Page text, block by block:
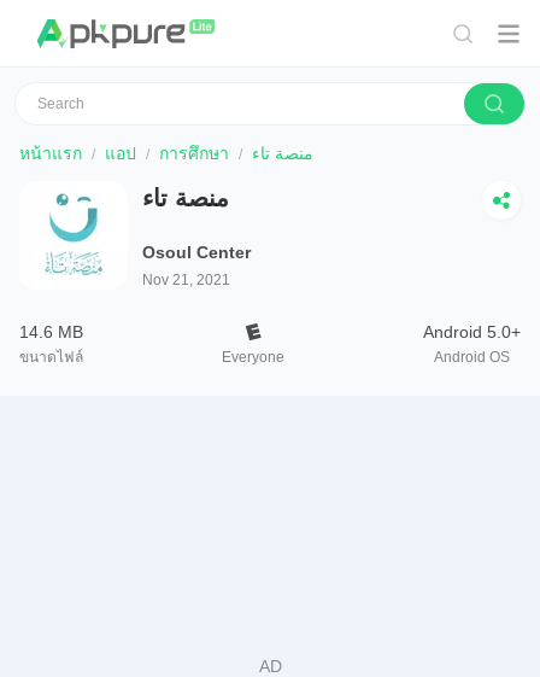
หน้าแรก แอป การศึกษา منصة تاء
منصة تاء
Osoul Center
Nov 21, 2021
14.6 MB
ขนาดไฟล์ Everyone
Android 5.0+
Android OS